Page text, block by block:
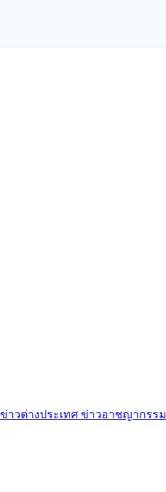
ข่าวต่างประเทศ ข่าวอาชญากรรม